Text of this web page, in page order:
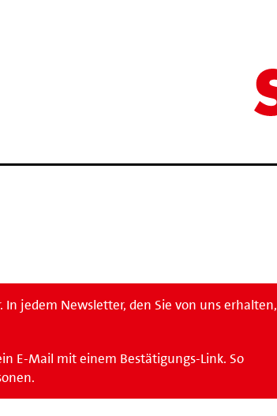
jedem Newsletter, den Sie von uns erhalten,
E-Mail mit einem Bestätigungs-Link. So